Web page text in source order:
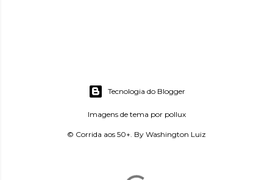
Tecnologia do Blogger
Imagens de tema por pollux
© Corrida aos 50+. By Washington Luiz